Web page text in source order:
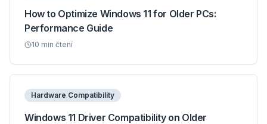
How to Optimize Windows 11 for Older PCs:
Performance Guide
10 min čtení
Hardware Compatibility
Windows 11 Driver Compatibility on Older